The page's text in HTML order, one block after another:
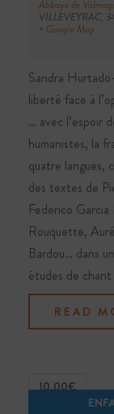
Abbaye de
VILLEVEYRAC
+ Google Map
Sandra
liberté face à
… avec l’espoir
humanistes, la
quatre langues,
des textes de
Federico
Rouquette,
Bardou… dans
études de
READ
10.00€